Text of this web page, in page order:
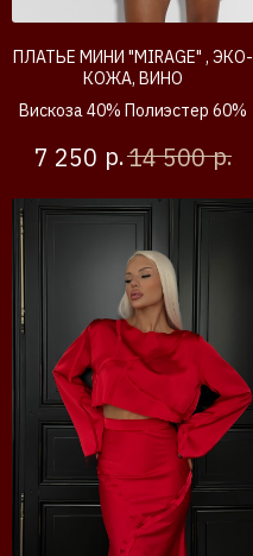
ПЛАТЬЕ МИНИ "MIRAGE" , ЭКО-
КОЖА, ВИНО
Вискоза 40% Полиэстер 60%
7 250 р.14 500 р.